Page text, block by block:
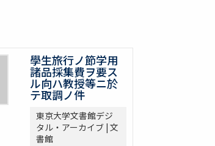
學生旅行ノ節学用
諸品採集費ヲ要ス
ル向ハ教授等ニ於
テ取調ノ件
東京大学文書館デジ
タル・アーカイブ | 文
書館